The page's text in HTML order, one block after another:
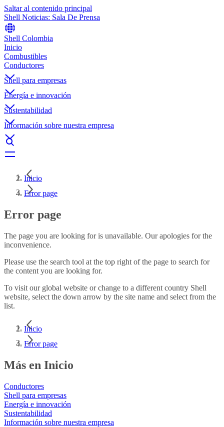
Saltar al contenido principal
Shell Noticias: Sala De Prensa
Shell Colombia
Inicio
Combustibles
Conductores
Shell para empresas
Energía e innovación
Sustentabilidad
Información sobre nuestra empresa
Inicio
Error page
Error page
The page you are looking for is unavailable. Our apologies for the
inconvenience.
Please use the search tool at the top right of the page to search for
the content you are looking for.
To visit our global website or change to a different country Shell
website, select the down arrow by the site name and select from the
list.
Inicio
Error page
Más en Inicio
Conductores
Shell para empresas
Energía e innovación
Sustentabilidad
Información sobre nuestra empresa